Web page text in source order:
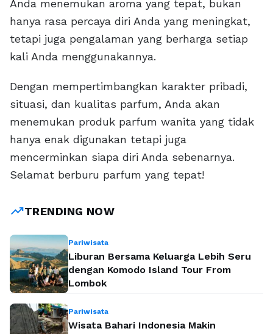
Anda menemukan aroma yang tepat, bukan
hanya rasa percaya diri Anda yang meningkat,
tetapi juga pengalaman yang berharga setiap
kali Anda menggunakannya.
Dengan mempertimbangkan karakter pribadi,
situasi, dan kualitas parfum, Anda akan
menemukan produk parfum wanita yang tidak
hanya enak digunakan tetapi juga
mencerminkan siapa diri Anda sebenarnya.
Selamat berburu parfum yang tepat!
trending_upTRENDING NOW
Pariwisata
Liburan Bersama Keluarga Lebih Seru
dengan Komodo Island Tour From
Lombok
Pariwisata
Wisata Bahari Indonesia Makin